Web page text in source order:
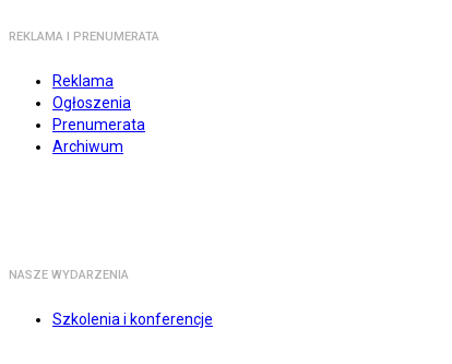
REKLAMA I PRENUMERATA
Reklama
Ogłoszenia
Prenumerata
Archiwum
NASZE WYDARZENIA
Szkolenia i konferencje